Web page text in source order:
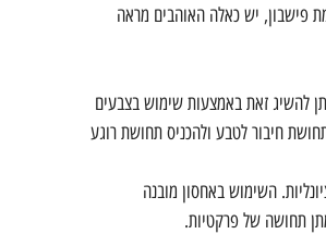
פישבון, יש כאלה האוהבים מראה
להשיג זאת באמצעות שימוש בצבעים
חיבור לטבע ולהכניס תחושת רוגע
השימוש באחסון מובנה
תחושה של פרקטיות.